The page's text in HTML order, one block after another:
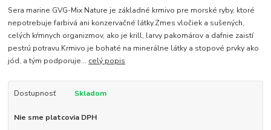
Sera marine GVG-Mix Nature je základné krmivo pre morské ryby, ktoré
nepotrebuje farbivá ani konzervačné látky.Zmes vločiek a sušených,
celých kŕmnych organizmov, ako je krill, larvy pakomárov a dafnie zaistí
pestrú potravu.Krmivo je bohaté na minerálne látky a stopové prvky ako
jód, a tým podporuje... celý popis
Dostupnosť Skladom
Nie sme platcovia DPH